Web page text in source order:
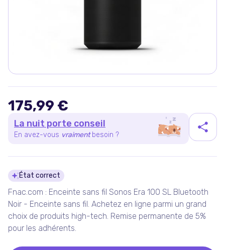
175,99 €
La nuit porte conseil
En avez-vous vraiment besoin ?
Détails du produit
État correct
Fnac.com : Enceinte sans fil Sonos Era 100 SL Bluetooth
Noir - Enceinte sans fil. Achetez en ligne parmi un grand
choix de produits high-tech. Remise permanente de 5%
pour les adhérents.